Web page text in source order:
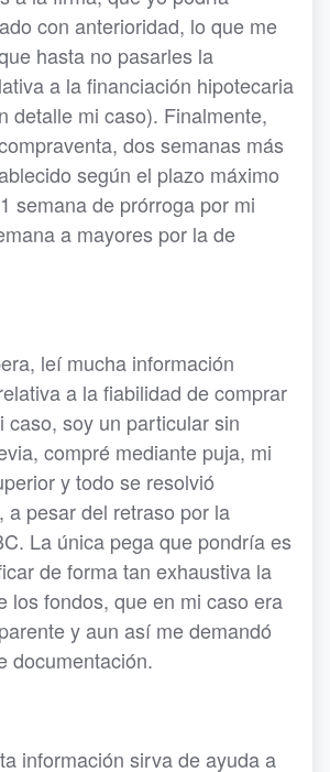
con anterioridad, lo que me
hasta no pasarles la
a la financiación hipotecaria
detalle mi caso). Finalmente,
dos semanas más
según el plazo máximo
semana de prórroga por mi
a mayores por la de
leí mucha información
a la fiabilidad de comprar
caso, soy un particular sin
compré mediante puja, mi
y todo se resolvió
a pesar del retraso por la
La única pega que pondría es
de forma tan exhaustiva la
los fondos, que en mi caso era
y aun así me demandó
documentación.
información sirva de ayuda a